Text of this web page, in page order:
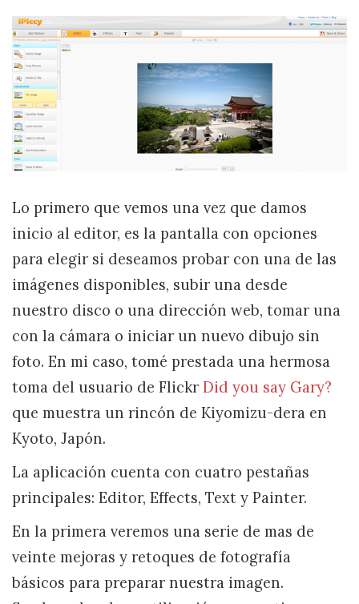
Lo primero que vemos una vez que damos
inicio al editor, es la pantalla con opciones
para elegir si deseamos probar con una de las
imágenes disponibles, subir una desde
nuestro disco o una dirección web, tomar una
con la cámara o iniciar un nuevo dibujo sin
foto. En mi caso, tomé prestada una hermosa
toma del usuario de Flickr Did you say Gary?
que muestra un rincón de Kiyomizu-dera en
Kyoto, Japón.
La aplicación cuenta con cuatro pestañas
principales: Editor, Effects, Text y Painter.
En la primera veremos una serie de mas de
veinte mejoras y retoques de fotografía
básicos para preparar nuestra imagen.